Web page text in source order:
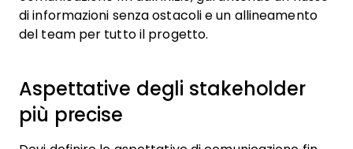
di informazioni senza ostacoli e un allineamento
del team per tutto il progetto.
Aspettative degli stakeholder
più precise